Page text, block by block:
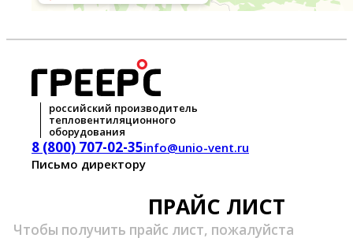
российский производитель
тепловентиляционного
оборудования
8 (800) 707-02-35info@unio-vent.ru
Письмо директору
ПРАЙС ЛИСТ
Чтобы получить прайс лист, пожалуйста